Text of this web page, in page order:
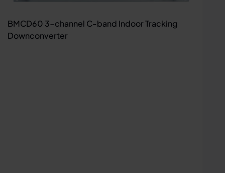
BMCD60 3-channel C-band Indoor Tracking
Downconverter